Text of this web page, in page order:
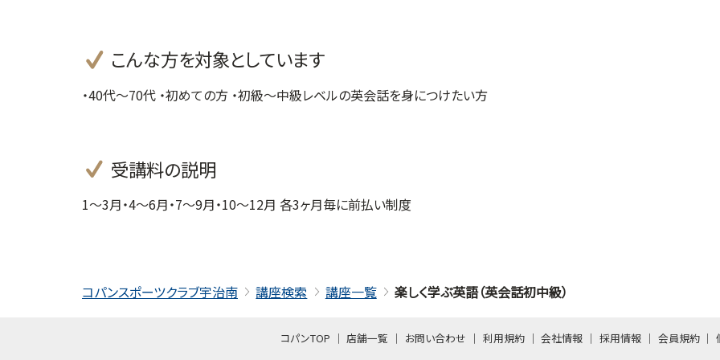
コパンスポーツクラブ宇治南 講座検索 講座一覧 楽しく学ぶ英語（英会話初中級）
こんな方を対象としています
・40代～70代 ・初めての方 ・初級～中級レベルの英会話を身につけたい方
受講料の説明
1～3月・4～6月・7～9月・10～12月 各3ヶ月毎に前払い制度
コパンTOP 店舗一覧 お問い合わせ 利用規約 会社情報 採用情報 会員規約